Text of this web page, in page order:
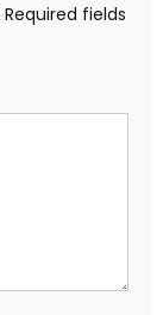
Required fields